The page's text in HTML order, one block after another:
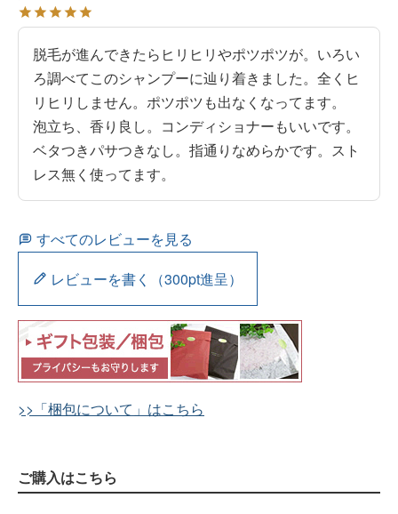
脱毛が進んできたらヒリヒリやポツポツが。いろい
ろ調べてこのシャンプーに辿り着きました。全くヒ
リヒリしません。ポツポツも出なくなってます。
泡立ち、香り良し。コンディショナーもいいです。
ベタつきパサつきなし。指通りなめらかです。スト
すべてのレビューを見る
レビューを書く（300pt進呈）
>>「梱包について」はこちら
ご購入はこちら